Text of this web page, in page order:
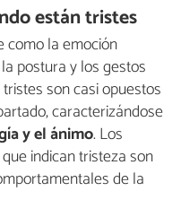
están tristes
como la emoción
postura y los gestos
son casi opuestos
caracterizándose
y el ánimo. Los
indican tristeza son
de la